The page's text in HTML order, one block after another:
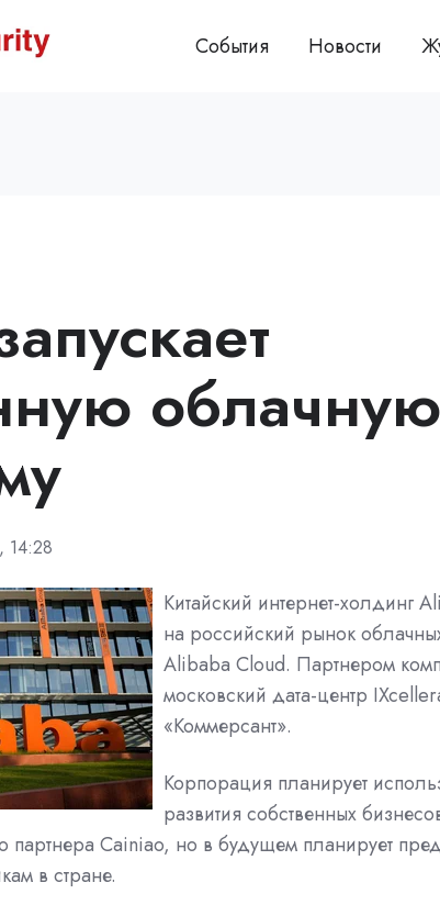
События Новости
облачную
14:28
Китайский интернет-холдинг
на российский рынок
Alibaba Cloud. Партнером
московский дата-центр
«Коммерсант».
Корпорация планирует
развития собственных
партнера Cainiao, но в будущем планирует
в стране.